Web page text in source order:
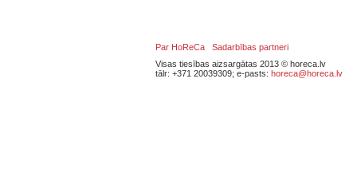
Par HoReCa
Sadarbības partneri
Visas tiesības aizsargātas 2013 © horeca.lv
tālr: +371 20039309; e-pasts: horeca@horeca.lv